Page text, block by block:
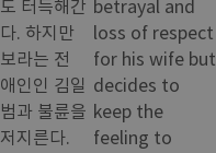
다. 하지만
보라는 전
애인인 김일
범과 불륜을
저지른다.
loss of respect
for his wife but
decides to
keep the
feeling to